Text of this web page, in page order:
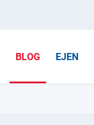
BLOG EJEN